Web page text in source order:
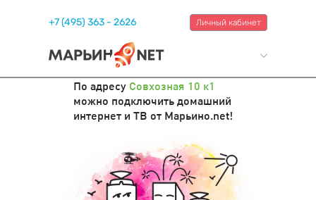
+7 (495) 363 - 2626 Личный кабинет
По адресу Совхозная 10 к1
можно подключить домашний
интернет и ТВ от Марьино.net!